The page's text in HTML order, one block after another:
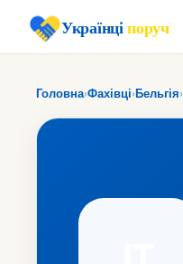
Українціпоруч
Головна›Фахівці›Бельгія›